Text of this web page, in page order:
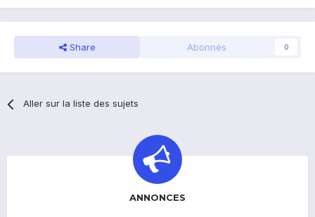
Share Abonnés 0
Aller sur la liste des sujets
ANNONCES